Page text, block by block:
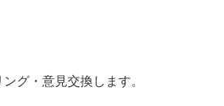
グ・意見交換します。